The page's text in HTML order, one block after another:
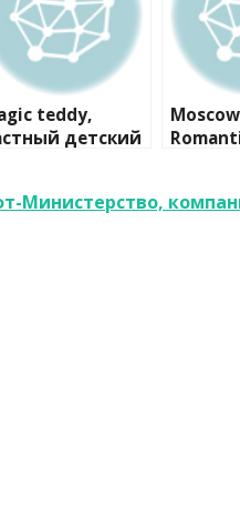
teddy,
детский
Министерство,